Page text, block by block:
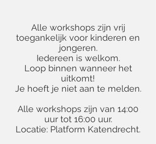
Alle workshops zijn vrij
toegankelijk voor kinderen en
jongeren.
Iedereen is welkom.
Loop binnen wanneer het
uitkomt!
Je hoeft je niet aan te melden.
Alle workshops zijn van 14:00
uur tot 16:00 uur.
Locatie: Platform Katendrecht.